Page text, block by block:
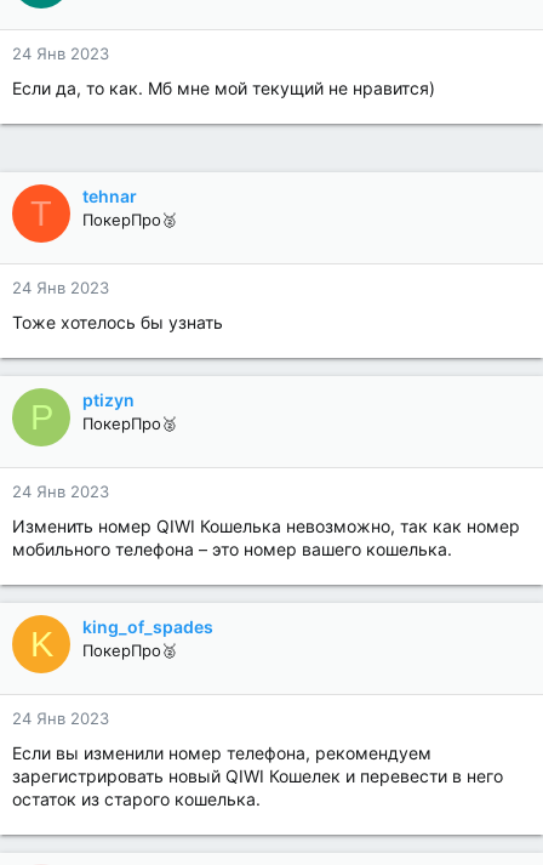
24 Янв 2023
Если да, то как. Мб мне мой текущий не нравится)
T tehnar
ПокерПро🥈
24 Янв 2023
Тоже хотелось бы узнать
P ptizyn
ПокерПро🥈
24 Янв 2023
Изменить номер QIWI Кошелька невозможно, так как номер
мобильного телефона – это номер вашего кошелька.
K king_of_spades
ПокерПро🥈
24 Янв 2023
Если вы изменили номер телефона, рекомендуем
зарегистрировать новый QIWI Кошелек и перевести в него
остаток из старого кошелька.